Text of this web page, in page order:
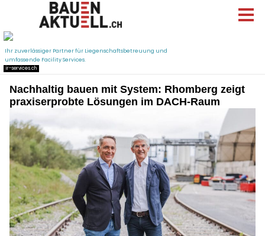
Nachhaltig bauen mit System: Rhomberg zeigt
praxiserprobte Lösungen im DACH-Raum